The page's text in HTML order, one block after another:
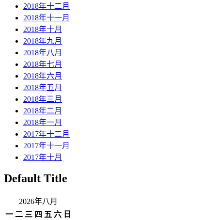
2018年十二月
2018年十一月
2018年十月
2018年九月
2018年八月
2018年七月
2018年六月
2018年五月
2018年三月
2018年二月
2018年一月
2017年十二月
2017年十一月
2017年十月
Default Title
2026年八月
一 二 三 四 五 六 日